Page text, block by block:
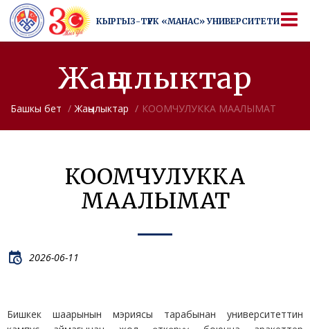
КЫРГЫЗ-ТҮРК «МАНАС» УНИВЕРСИТЕТИ
КЫРГЫЗ-ТҮРК«МАНАС» УНИВЕРСИТЕТИ
Университеттен да артык
Жаңылыктар
Башкы бет Жаңылыктар КООМЧУЛУККА МААЛЫМАТ
КООМЧУЛУККА
МААЛЫМАТ
2026-06-11
Бишкек шаарынын мэриясы тарабынан университеттин